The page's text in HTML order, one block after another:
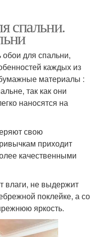
спальни.
для спальни,
каждых из
материалы :
так как они
наносятся на
свою
приходит
качественными
влаги, не выдержит
поклейке, а со
яркость.